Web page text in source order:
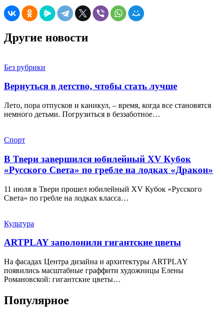
Другие новости
Без рубрики
Вернуться в детство, чтобы стать лучше
Лето, пора отпусков и каникул, – время, когда все становятся
немного детьми. Погрузиться в беззаботное…
Спорт
В Твери завершился юбилейный XV Кубок
«Русского Света» по гребле на лодках «Дракон»
11 июля в Твери прошел юбилейный XV Кубок «Русского
Света» по гребле на лодках класса…
Культура
ARTPLAY заполонили гигантские цветы
На фасадах Центра дизайна и архитектуры ARTPLAY
появились масштабные граффити художницы Елены
Романовской: гигантские цветы…
Популярное